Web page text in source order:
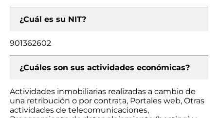
¿Cuál es su NIT?
901362602
¿Cuáles son sus actividades económicas?
Actividades inmobiliarias realizadas a cambio de
una retribución o por contrata, Portales web, Otras
actividades de telecomunicaciones,